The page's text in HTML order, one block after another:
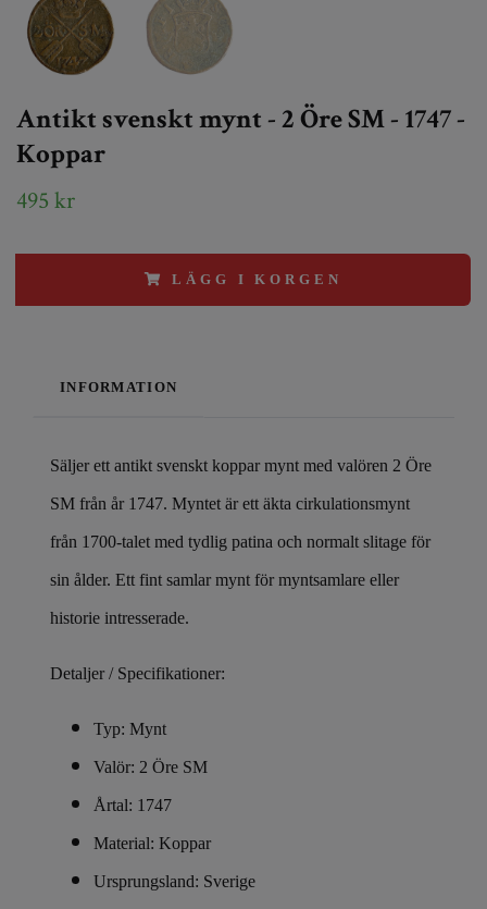
Antikt svenskt mynt - 2 Öre SM - 1747 -
Koppar
495 kr
LÄGG I KORGEN
INFORMATION
Säljer ett antikt svenskt koppar mynt med valören 2 Öre
SM från år 1747. Myntet är ett äkta cirkulationsmynt
från 1700-talet med tydlig patina och normalt slitage för
sin ålder. Ett fint samlar mynt för myntsamlare eller
historie intresserade.
Detaljer / Specifikationer:
Typ: Mynt
Valör: 2 Öre SM
Årtal: 1747
Material: Koppar
Ursprungsland: Sverige